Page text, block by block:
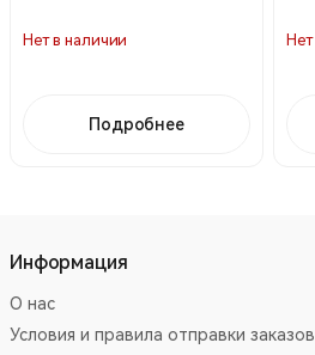
Нет в наличии
Подробнее
Информация
О нас
Условия и правила отправки заказов